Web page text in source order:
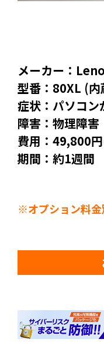
メーカー：
型番：80XL (
症状：パソコン
障害：物理障害
費用：49,800
期間：約1週間
※オプション料金